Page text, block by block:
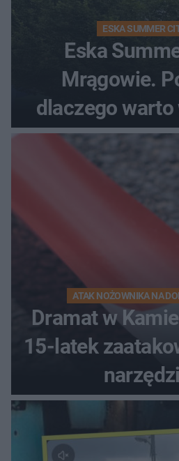
ESKA SUMMER
Eska
Mrągowie.
dlaczego
kierunek
ATAK NOŻOWNIKA NA
Dramat w
15-latek